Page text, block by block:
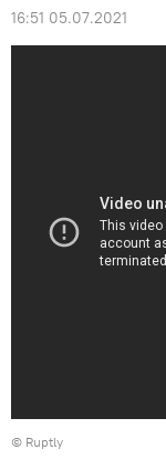
16:51 05.07.2021
© Ruptly